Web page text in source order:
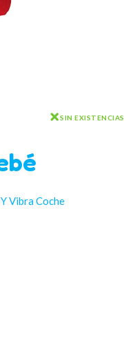
SIN EXISTENCIAS
Vibra Coche